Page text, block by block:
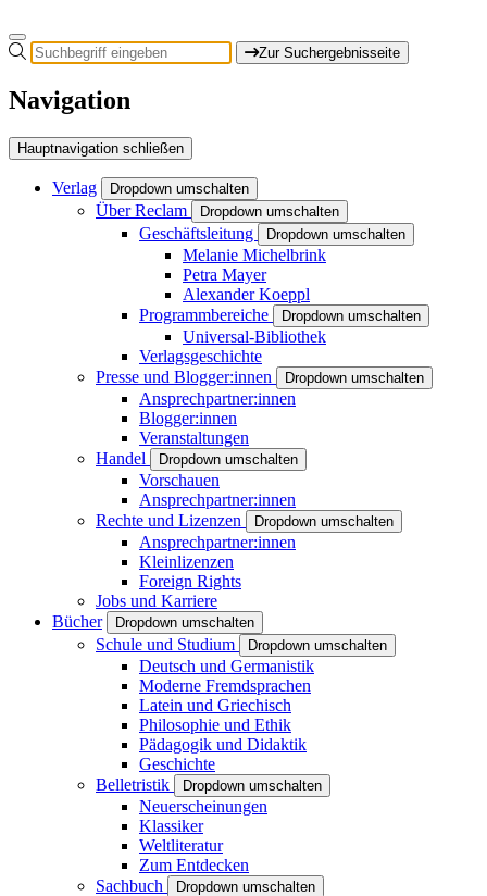
Zur Suchergebnisseite
Navigation
Hauptnavigation schließen
Verlag Dropdown umschalten
Über Reclam Dropdown umschalten
Geschäftsleitung Dropdown umschalten
Melanie Michelbrink
Petra Mayer
Alexander Koeppl
Programmbereiche
Dropdown umschalten
Universal-Bibliothek
Verlagsgeschichte
Presse und Blogger:innen
Dropdown umschalten
Ansprechpartner:innen
Blogger:innen
Veranstaltungen
Handel
Dropdown umschalten
Vorschauen
Ansprechpartner:innen
Rechte und Lizenzen
Dropdown umschalten
Ansprechpartner:innen
Kleinlizenzen
Foreign Rights
Jobs und Karriere
Bücher
Dropdown umschalten
Schule und Studium Dropdown umschalten
Deutsch und Germanistik
Moderne Fremdsprachen
Latein und Griechisch
Philosophie und Ethik
Pädagogik und Didaktik
Geschichte
Belletristik
Dropdown umschalten
Neuerscheinungen
Klassiker
Weltliteratur
Zum Entdecken
Sachbuch
Dropdown umschalten